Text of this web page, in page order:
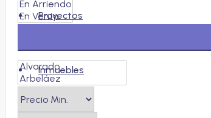
Proyectos
Inmuebles